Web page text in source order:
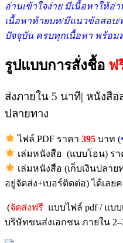
อ่านเข้าใจง่าย มีเนื้อหาให้
เนื้อหาท้ายบท/มีแนวข้อสอบ/
ปัจจุบัน ครบทุกเนื้อหา พร้อม
รูปแบบการสั่งชื้อ ฟ
ส่งภายใน 5 นาที| หนังสือ
ปลายทาง
ไฟล์ PDF ราคา395 บาท (
เล่มหนังสือ (แบบโอน) ร
เล่มหนังสือ (เก็บเงินปลา
อยู่จัดส่ง+เบอร์ติดต่อ) ได้เลย
(จัดส่งฟรี แบบไฟล์ pdf / แบ
บริษัทขนส่งเอกชน ภายใน